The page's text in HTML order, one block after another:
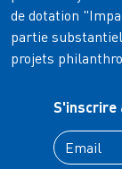
de dotation
partie
projets
S'inscrire